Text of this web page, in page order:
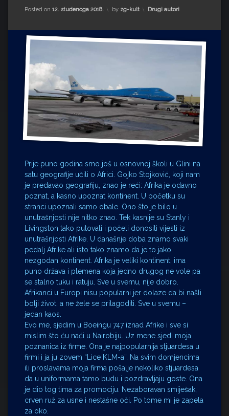
Matea Andrić
Ljiljana Lekanić-Kljaić
Željko Krznarić
Mario Lovreković
Posted on 12. studenoga 2018. by zg-kult Kategorije:
Drugi autori
Prije puno godina smo još u osnovnoj školi u Glini na
satu geografije učili o Africi. Gojko Stojković, koji nam
je predavao geografiju, znao je reći: Afrika je odavno
poznat, a kasno upoznat kontinent. U početku su
stranci upoznali samo obale. Ono što je bilo u
unutrašnjosti nije nitko znao. Tek kasnije su Stanly i
Livingston tako putovali i počeli donositi vijesti iz
unutrašnjosti Afrike. U današnje doba znamo svaki
pedalj Afrike ali isto tako znamo da je to jako
nezgodan kontinent. Afrika je veliki kontinent, ima
puno država i plemena koja jedno drugog ne vole pa
se stalno tuku i ratuju. Sve u svemu, nije dobro.
Afrikanci u Europi nisu popularni jer dolaze da bi našli
bolji život, a ne žele se prilagoditi. Sve u svemu –
jedan kaos.
Evo me, sjedim u Boeingu 747 iznad Afrike i sve si
mislim što ću naći u Nairobiju. Uz mene sjedi moja
poznanica iz firme. Ona je najpopularnija stjuardesa u
firmi i ja ju zovem “Lice KLM-a”. Na svim domjencima
ili proslavama moja firma pošalje nekoliko stjuardesa
da u uniformama tamo budu i pozdravljaju goste. Ona
je dio tog tima za promociju. Nezaboravan smiješak,
crven ruž za usne i nestašne oči. Po tome mi je zapela
za oko.